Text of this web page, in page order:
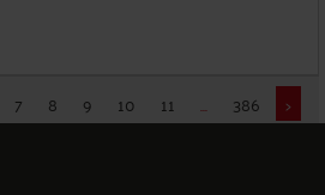
7 8 9 10 11 ... 386 >